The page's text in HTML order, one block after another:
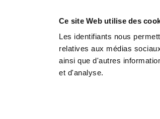
Ce site Web utilise des
Les identifiants nous
relatives aux médias
ainsi que d'autres
et d'analyse.